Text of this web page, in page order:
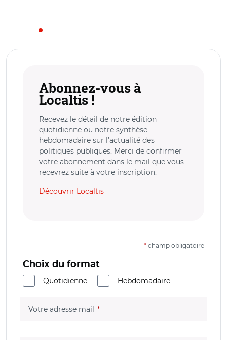
Abonnez-vous à
Localtis !
Recevez le détail de notre édition
quotidienne ou notre synthèse
hebdomadaire sur l’actualité des
politiques publiques. Merci de confirmer
votre abonnement dans le mail que vous
recevrez suite à votre inscription.
Découvrir Localtis
* champ obligatoire
Choix du format
Quotidienne
Hebdomadaire
Votre adresse mail (champ obligatoire)